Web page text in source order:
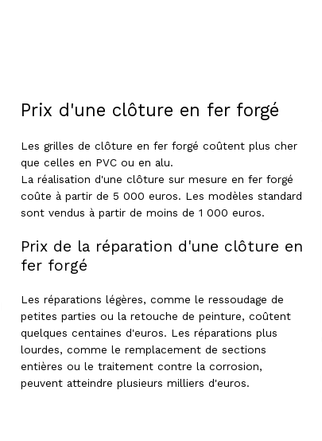
Prix d'une clôture en fer forgé
Les grilles de clôture en fer forgé coûtent plus cher
que celles en PVC ou en alu.
La réalisation d'une clôture sur mesure en fer forgé
coûte à partir de 5 000 euros. Les modèles standard
sont vendus à partir de moins de 1 000 euros.
Prix de la réparation d'une clôture en
fer forgé
Les réparations légères, comme le ressoudage de
petites parties ou la retouche de peinture, coûtent
quelques centaines d'euros. Les réparations plus
lourdes, comme le remplacement de sections
entières ou le traitement contre la corrosion,
peuvent atteindre plusieurs milliers d'euros.